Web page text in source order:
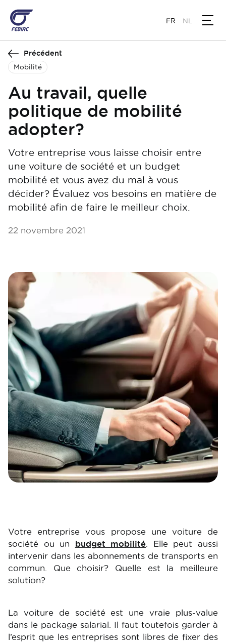
contenu
principal
FR NL
Précédent
Mobilité
Au travail, quelle
politique de mobilité
adopter?
Votre entreprise vous laisse choisir entre
une voiture de société et un budget
mobilité et vous avez du mal à vous
décider? Évaluez vos besoins en matière de
mobilité afin de faire le meilleur choix.
22 novembre 2021
Votre entreprise vous propose une voiture de
société ou un budget mobilité . Elle peut aussi
intervenir dans les abonnements de transports en
commun. Que choisir? Quelle est la meilleure
solution?
La voiture de société est une vraie plus-value
dans le package salarial. Il faut toutefois garder à
l’esprit que les entreprises sont libres de fixer des